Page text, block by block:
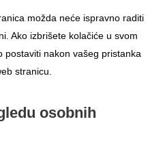
možda neće ispravno raditi
Ako izbrišete kolačiće u svom
postaviti nakon vašeg pristanka
stranicu.
osobnih